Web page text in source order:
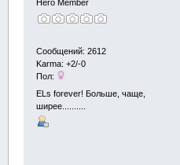
Hero Member
Сообщений: 2612
Karma: +2/-0
Пол:
ELs forever! Больше, чаще,
ширее..........